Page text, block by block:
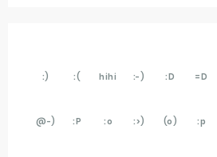
:) :( hihi :-) :D =D
@-) :P :o :>) (o) :p